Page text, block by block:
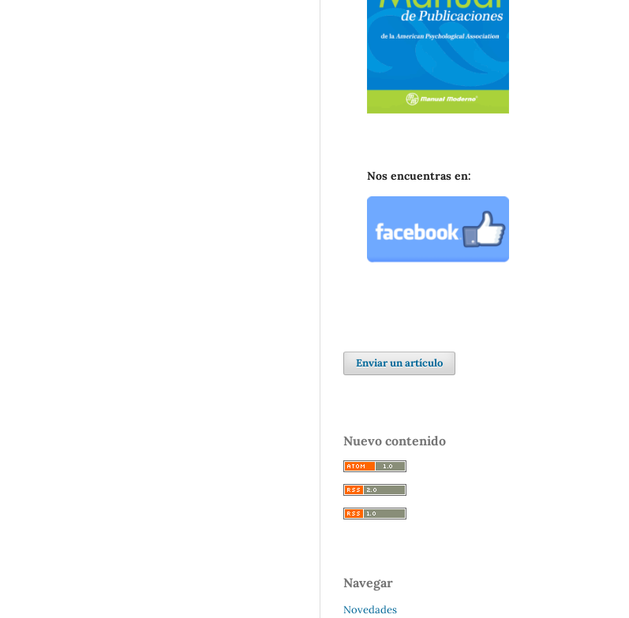
Nos encuentras en:
Enviar un artículo
Nuevo contenido
Navegar
Novedades